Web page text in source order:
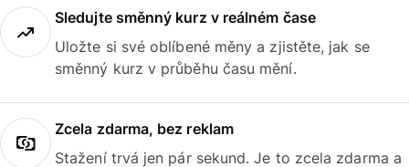
Sledujte směnný kurz v reálném čase
Uložte si své oblíbené měny a zjistěte, jak se
směnný kurz v průběhu času mění.
Zcela zdarma, bez reklam
Stažení trvá jen pár sekund. Je to zcela zdarma a